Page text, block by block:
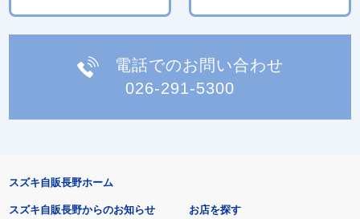
電話でのお問い合わせ
026-291-5300
スズキ自販長野ホーム
スズキ自販長野からのお知らせ お店を探す